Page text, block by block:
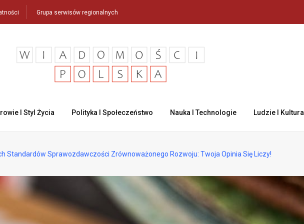
Grupa serwisów regionalnych
I Styl Życia Polityka I Społeczeństwo Nauka I Technologie Ludzie I Kultura
Standardów Sprawozdawczości Zrównoważonego Rozwoju: Twoja Opinia Się Liczy!